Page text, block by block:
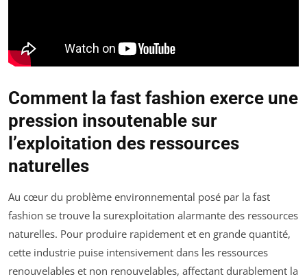
Comment la fast fashion exerce une
pression insoutenable sur
l’exploitation des ressources
naturelles
Au cœur du problème environnemental posé par la fast
fashion se trouve la surexploitation alarmante des ressources
naturelles. Pour produire rapidement et en grande quantité,
cette industrie puise intensivement dans les ressources
renouvelables et non renouvelables, affectant durablement la